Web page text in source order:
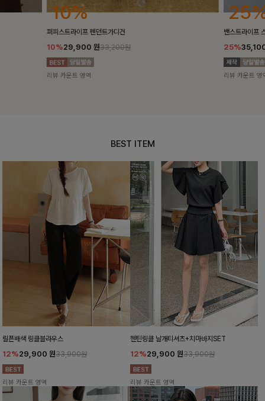
25%
밴스트라이프 스트링원피스
25%35,100 원46,800원
리뷰 카운트 영역
10%
[5천장돌파/
10%
리뷰 카운트 영
BEST ITEM
릴픈배색 링클블라우스
12%29,900 원33,900원
리뷰 카운트 영역
헨틴링클 날개티셔츠+치마바지SET
12%29,900 원33,900원
리뷰 카운트 영역